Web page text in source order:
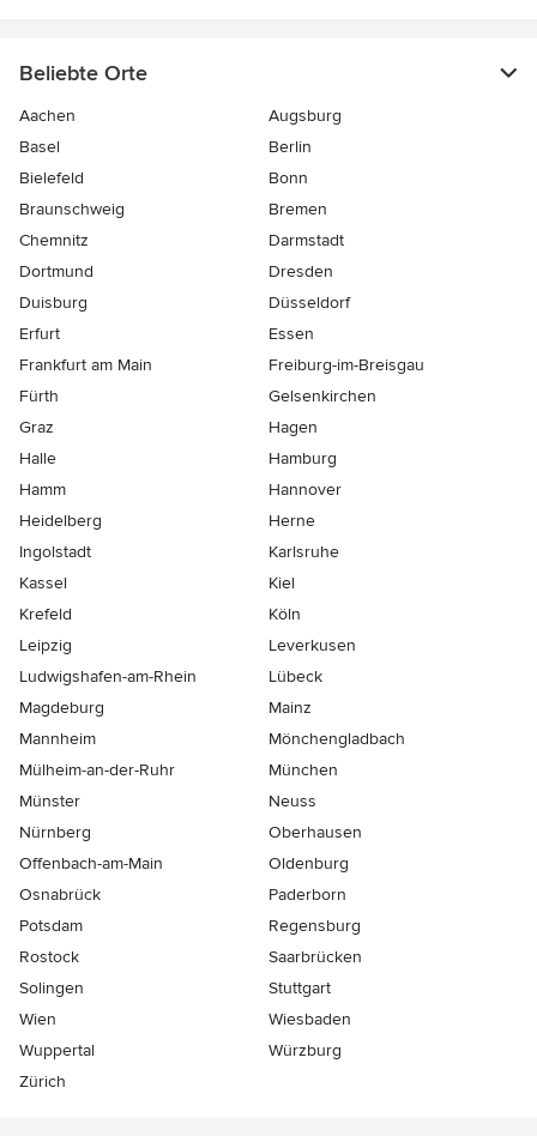
Beliebte Orte
Aachen
Augsburg
Basel
Berlin
Bielefeld
Bonn
Braunschweig
Bremen
Chemnitz
Darmstadt
Dortmund
Dresden
Duisburg
Düsseldorf
Erfurt
Essen
Frankfurt am Main
Freiburg-im-Breisgau
Fürth
Gelsenkirchen
Graz
Hagen
Halle
Hamburg
Hamm
Hannover
Heidelberg
Herne
Ingolstadt
Karlsruhe
Kassel
Kiel
Krefeld
Köln
Leipzig
Leverkusen
Ludwigshafen-am-Rhein
Lübeck
Magdeburg
Mainz
Mannheim
Mönchen­gladbach
Mülheim-an-der-Ruhr
München
Münster
Neuss
Nürnberg
Oberhausen
Offenbach-am-Main
Oldenburg
Osnabrück
Paderborn
Potsdam
Regensburg
Rostock
Saarbrücken
Solingen
Stuttgart
Wien
Wiesbaden
Wuppertal
Würzburg
Zürich